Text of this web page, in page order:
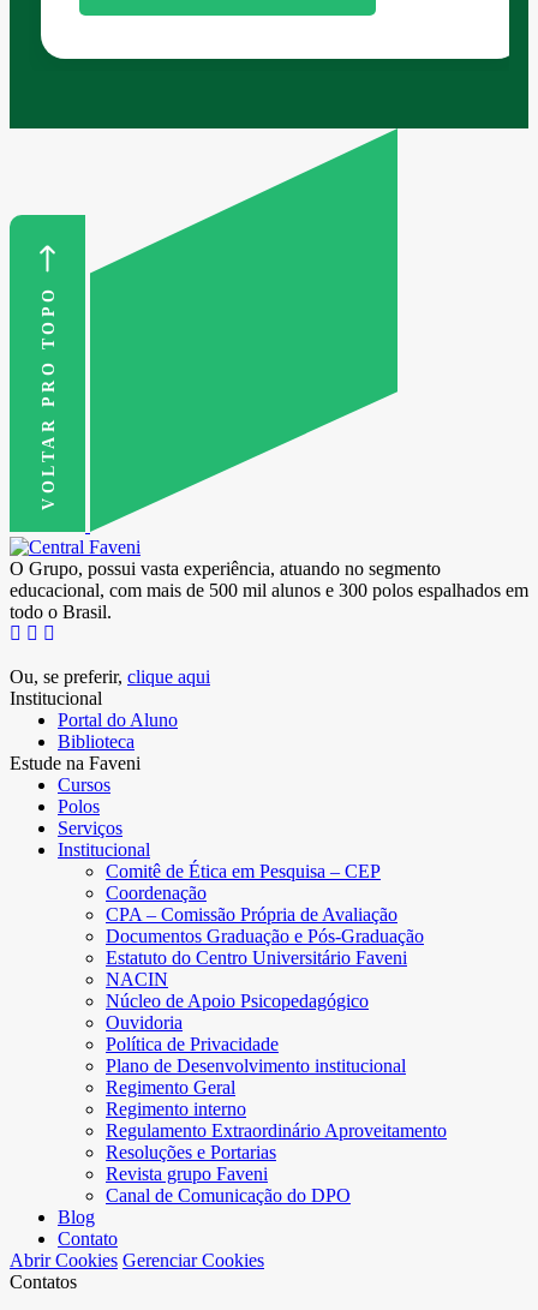
VOLTAR PRO TOPO
O Grupo, possui vasta experiência, atuando no segmento
educacional, com mais de 500 mil alunos e 300 polos espalhados em
todo o Brasil.
Ou, se preferir, clique aqui
Institucional
Portal do Aluno
Biblioteca
Estude na Faveni
Cursos
Polos
Serviços
Institucional
Comitê de Ética em Pesquisa – CEP
Coordenação
CPA – Comissão Própria de Avaliação
Documentos Graduação e Pós-Graduação
Estatuto do Centro Universitário Faveni
NACIN
Núcleo de Apoio Psicopedagógico
Ouvidoria
Política de Privacidade
Plano de Desenvolvimento institucional
Regimento Geral
Regimento interno
Regulamento Extraordinário Aproveitamento
Resoluções e Portarias
Revista grupo Faveni
Canal de Comunicação do DPO
Blog
Contato
Abrir Cookies Gerenciar Cookies
Contatos